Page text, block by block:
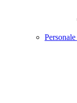
Personale